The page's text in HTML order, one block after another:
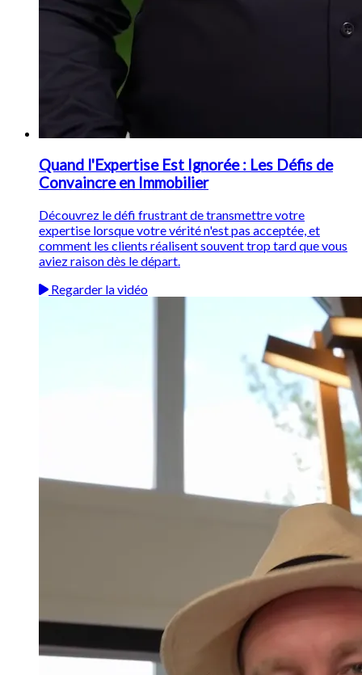
Quand l'Expertise Est Ignorée : Les Défis de
Convaincre en Immobilier
Découvrez le défi frustrant de transmettre votre
expertise lorsque votre vérité n'est pas acceptée, et
comment les clients réalisent souvent trop tard que vous
aviez raison dès le départ.
Regarder la vidéo